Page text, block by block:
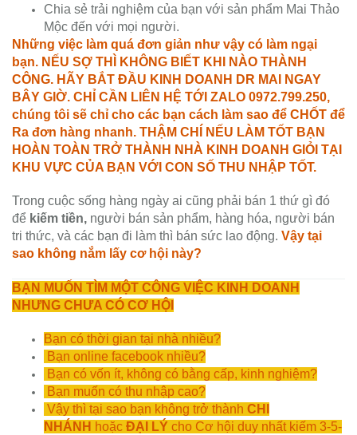
Chia sẻ trải nghiệm của bạn với sản phẩm Mai Thảo
Mộc đến với mọi người.
Những việc làm quá đơn giản như vậy có làm ngại
bạn. NẾU SỢ THÌ KHÔNG BIẾT KHI NÀO THÀNH
CÔNG. HÃY BẮT ĐẦU KINH DOANH DR MAI NGAY
BÂY GIỜ. CHỈ CẦN LIÊN HỆ TỚI ZALO 0972.799.250,
chúng tôi sẽ chỉ cho các bạn cách làm sao để CHỐT để
Ra đơn hàng nhanh. THẬM CHÍ NẾU LÀM TỐT BẠN
HOÀN TOÀN TRỞ THÀNH NHÀ KINH DOANH GIỎI TẠI
KHU VỰC CỦA BẠN VỚI CON SỐ THU NHẬP TỐT.
Trong cuộc sống hàng ngày ai cũng phải bán 1 thứ gì đó
để kiếm tiền, người bán sản phẩm, hàng hóa, người bán
tri thức, và các bạn đi làm thì bán sức lao động. Vậy tại
sao không nắm lấy cơ hội này?
BẠN MUỐN TÌM MỘT CÔNG VIỆC KINH DOANH
NHƯNG CHƯA CÓ CƠ HỘI
Bạn có thời gian tại nhà nhiều?
Bạn online facebook nhiều?
Bạn có vốn ít, không có bằng cấp, kinh nghiệm?
Bạn muốn có thu nhập cao?
Vậy thì tại sao bạn không trở thành CHI
NHÁNH hoặc ĐẠI LÝ cho Cơ hội duy nhất kiếm 3-5-